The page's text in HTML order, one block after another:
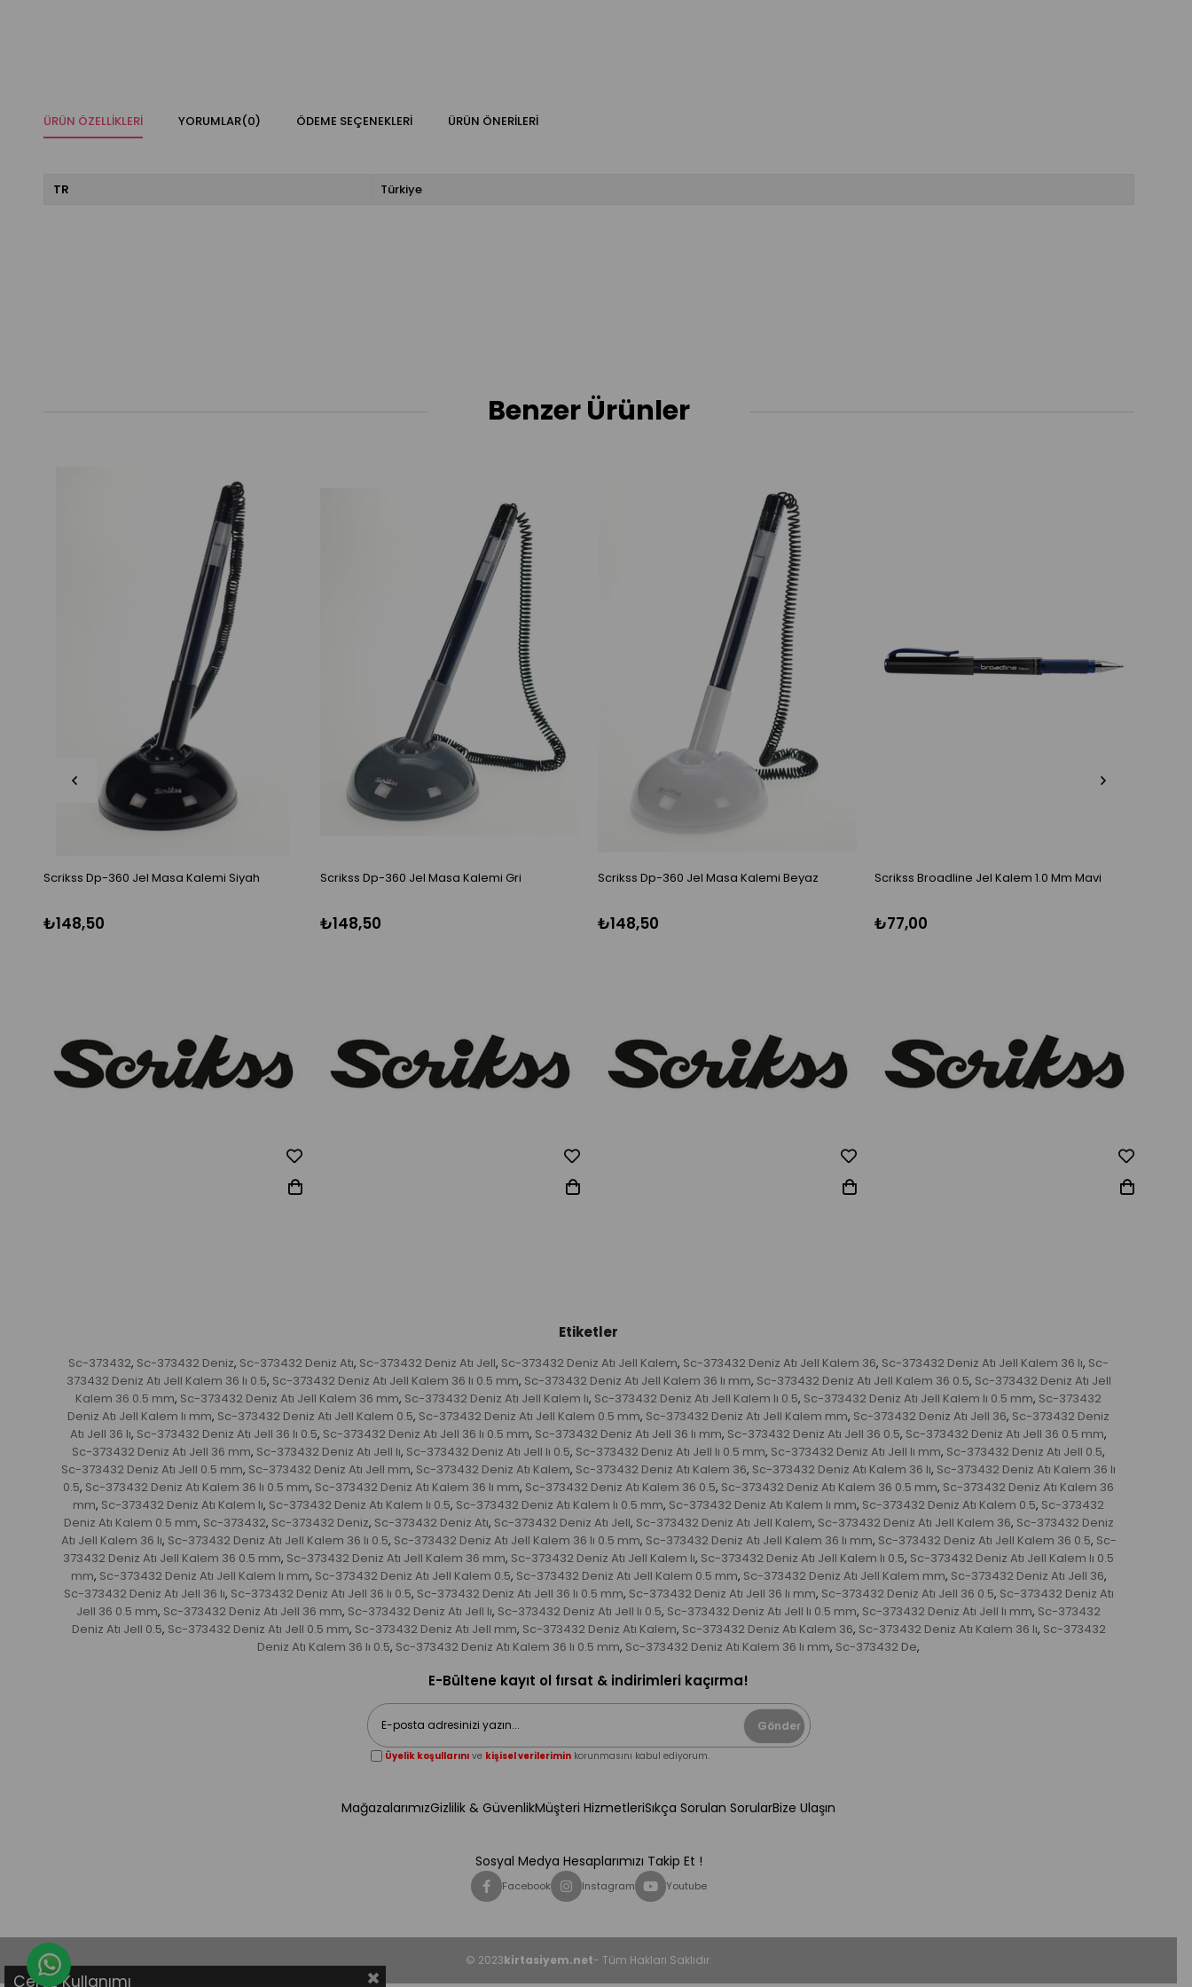
ÜRÜN ÖZELLIKLERI YORUMLAR(0) ÖDEME SEÇENEKLERI ÜRÜN ÖNERILERI
TR Türkiye
Benzer Ürünler
Scrikss Dp-360 Jel Masa Kalemi Siyah
₺148,50
Scrikss Dp-360 Jel Masa Kalemi Gri
₺148,50
Scrikss Dp-360 Jel Masa Kalemi Beyaz
₺148,50
Scrikss Broadline Jel Kalem 1.0 Mm Mavi
₺77,00
Etiketler
Sc-373432, Sc-373432 Deniz, Sc-373432 Deniz Atı, Sc-373432 Deniz Atı Jell, Sc-373432 Deniz Atı Jell Kalem, Sc-373432 Deniz Atı Jell Kalem 36, Sc-373432 Deniz Atı Jell Kalem 36 lı, Sc-
373432 Deniz Atı Jell Kalem 36 lı 0.5, Sc-373432 Deniz Atı Jell Kalem 36 lı 0.5 mm, Sc-373432 Deniz Atı Jell Kalem 36 lı mm, Sc-373432 Deniz Atı Jell Kalem 36 0.5, Sc-373432 Deniz Atı Jell
Kalem 36 0.5 mm, Sc-373432 Deniz Atı Jell Kalem 36 mm, Sc-373432 Deniz Atı Jell Kalem lı, Sc-373432 Deniz Atı Jell Kalem lı 0.5, Sc-373432 Deniz Atı Jell Kalem lı 0.5 mm, Sc-373432
Deniz Atı Jell Kalem lı mm, Sc-373432 Deniz Atı Jell Kalem 0.5, Sc-373432 Deniz Atı Jell Kalem 0.5 mm, Sc-373432 Deniz Atı Jell Kalem mm, Sc-373432 Deniz Atı Jell 36, Sc-373432 Deniz
Atı Jell 36 lı, Sc-373432 Deniz Atı Jell 36 lı 0.5, Sc-373432 Deniz Atı Jell 36 lı 0.5 mm, Sc-373432 Deniz Atı Jell 36 lı mm, Sc-373432 Deniz Atı Jell 36 0.5, Sc-373432 Deniz Atı Jell 36 0.5 mm,
Sc-373432 Deniz Atı Jell 36 mm, Sc-373432 Deniz Atı Jell lı, Sc-373432 Deniz Atı Jell lı 0.5, Sc-373432 Deniz Atı Jell lı 0.5 mm, Sc-373432 Deniz Atı Jell lı mm, Sc-373432 Deniz Atı Jell 0.5,
Sc-373432 Deniz Atı Jell 0.5 mm, Sc-373432 Deniz Atı Jell mm, Sc-373432 Deniz Atı Kalem, Sc-373432 Deniz Atı Kalem 36, Sc-373432 Deniz Atı Kalem 36 lı, Sc-373432 Deniz Atı Kalem 36 lı
0.5, Sc-373432 Deniz Atı Kalem 36 lı 0.5 mm, Sc-373432 Deniz Atı Kalem 36 lı mm, Sc-373432 Deniz Atı Kalem 36 0.5, Sc-373432 Deniz Atı Kalem 36 0.5 mm, Sc-373432 Deniz Atı Kalem 36
mm, Sc-373432 Deniz Atı Kalem lı, Sc-373432 Deniz Atı Kalem lı 0.5, Sc-373432 Deniz Atı Kalem lı 0.5 mm, Sc-373432 Deniz Atı Kalem lı mm, Sc-373432 Deniz Atı Kalem 0.5, Sc-373432
Deniz Atı Kalem 0.5 mm, Sc-373432, Sc-373432 Deniz, Sc-373432 Deniz Atı, Sc-373432 Deniz Atı Jell, Sc-373432 Deniz Atı Jell Kalem, Sc-373432 Deniz Atı Jell Kalem 36, Sc-373432 Deniz
Atı Jell Kalem 36 lı, Sc-373432 Deniz Atı Jell Kalem 36 lı 0.5, Sc-373432 Deniz Atı Jell Kalem 36 lı 0.5 mm, Sc-373432 Deniz Atı Jell Kalem 36 lı mm, Sc-373432 Deniz Atı Jell Kalem 36 0.5, Sc-
373432 Deniz Atı Jell Kalem 36 0.5 mm, Sc-373432 Deniz Atı Jell Kalem 36 mm, Sc-373432 Deniz Atı Jell Kalem lı, Sc-373432 Deniz Atı Jell Kalem lı 0.5, Sc-373432 Deniz Atı Jell Kalem lı 0.5
mm, Sc-373432 Deniz Atı Jell Kalem lı mm, Sc-373432 Deniz Atı Jell Kalem 0.5, Sc-373432 Deniz Atı Jell Kalem 0.5 mm, Sc-373432 Deniz Atı Jell Kalem mm, Sc-373432 Deniz Atı Jell 36,
Sc-373432 Deniz Atı Jell 36 lı, Sc-373432 Deniz Atı Jell 36 lı 0.5, Sc-373432 Deniz Atı Jell 36 lı 0.5 mm, Sc-373432 Deniz Atı Jell 36 lı mm, Sc-373432 Deniz Atı Jell 36 0.5, Sc-373432 Deniz Atı
Jell 36 0.5 mm, Sc-373432 Deniz Atı Jell 36 mm, Sc-373432 Deniz Atı Jell lı, Sc-373432 Deniz Atı Jell lı 0.5, Sc-373432 Deniz Atı Jell lı 0.5 mm, Sc-373432 Deniz Atı Jell lı mm, Sc-373432
Deniz Atı Jell 0.5, Sc-373432 Deniz Atı Jell 0.5 mm, Sc-373432 Deniz Atı Jell mm, Sc-373432 Deniz Atı Kalem, Sc-373432 Deniz Atı Kalem 36, Sc-373432 Deniz Atı Kalem 36 lı, Sc-373432
Deniz Atı Kalem 36 lı 0.5, Sc-373432 Deniz Atı Kalem 36 lı 0.5 mm, Sc-373432 Deniz Atı Kalem 36 lı mm, Sc-373432 De,
E-Bültene kayıt ol fırsat & indirimleri kaçırma!
Gönder
Üyelik koşullarınıve kişisel verileriminkorunmasını kabul ediyorum.
MağazalarımızGizlilik & GüvenlikMüşteri HizmetleriSıkça Sorulan SorularBize Ulaşın
Sosyal Medya Hesaplarımızı Takip Et !
Facebook Instagram Youtube
© 2023kirtasiyem.net- Tüm Hakları Saklıdır.
Whatsapp Destek Hattı
Çerez Kullanımı